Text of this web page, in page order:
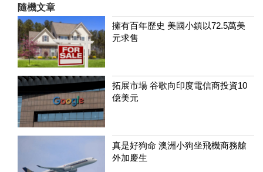
隨機文章
擁有百年歷史 美國小鎮以72.5萬美
元求售
拓展市場 谷歌向印度電信商投資10
億美元
真是好狗命 澳洲小狗坐飛機商務艙
外加慶生